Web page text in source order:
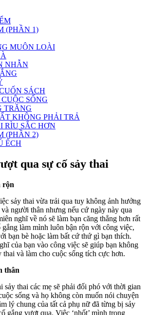
(PHẦN 1)
MUÔN LOÀI
NHẪN
SÁCH
SỐNG
TRĂNG
KHÔNG PHẢI TRẢ
RÌU SẮC HƠN
(PHẦN 2)
ẾCH
qua sự cố sảy thai
rộn
sảy thai vừa trải qua tuy không ảnh hưởng
người thân nhưng nếu cứ ngày này qua
nghĩ về nó sẽ làm bạn căng thẳng hơn rất
làm mình luôn bận rộn với công việc,
bạn bè hoặc làm bất cứ thứ gì bạn thích.
của bạn vào công việc sẽ giúp bạn không
thai và làm cho cuộc sống tích cực hơn.
thân
sảy thai các mẹ sẽ phải đối phó với thời gian
sống và họ không còn muốn nói chuyện
lý chung của tất cả phụ nữ đã từng bị sảy
gắng vượt qua. Việc ‘nhốt’ mình trong